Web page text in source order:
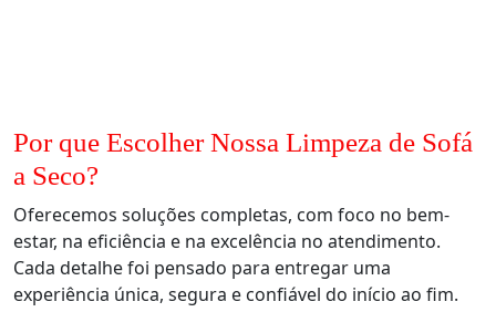
Por que Escolher Nossa Limpeza de Sofá
a Seco?
Oferecemos soluções completas, com foco no bem-
estar, na eficiência e na excelência no atendimento.
Cada detalhe foi pensado para entregar uma
experiência única, segura e confiável do início ao fim.